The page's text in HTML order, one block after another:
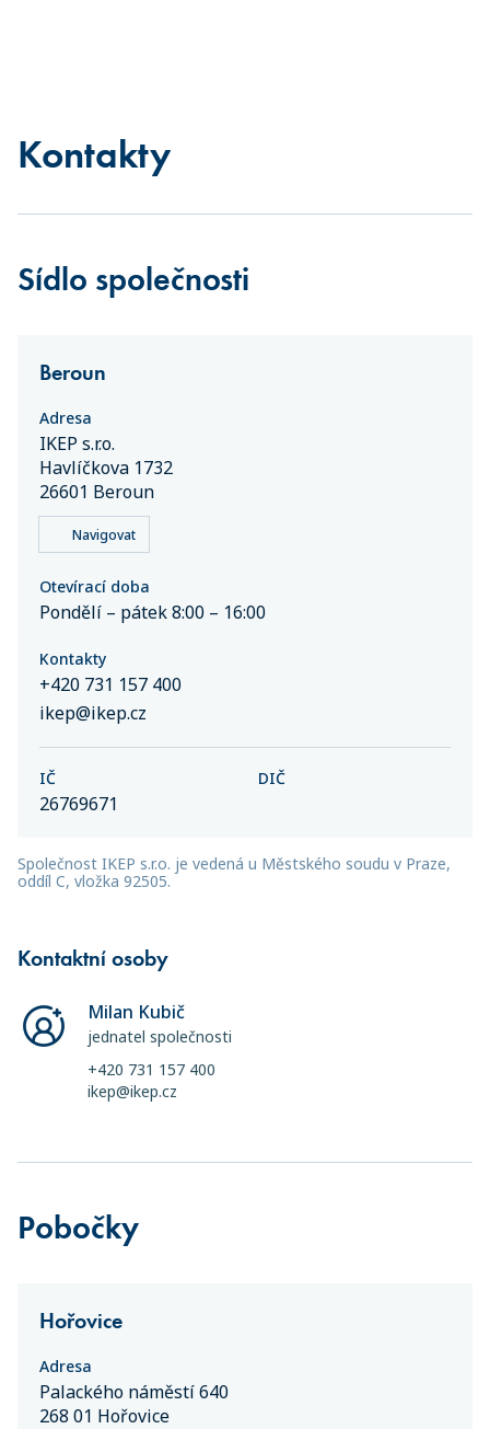
Kontakty
Sídlo společnosti
Beroun
Adresa
IKEP s.r.o.
Havlíčkova 1732
26601 Beroun
Navigovat
Otevírací doba
Pondělí – pátek 8:00 – 16:00
Kontakty
+420 731 157 400
ikep@ikep.cz
IČ
26769671
DIČ
Společnost IKEP s.r.o. je vedená u Městského soudu v Praze,
oddíl C, vložka 92505.
Kontaktní osoby
Milan Kubič
jednatel společnosti
+420 731 157 400
ikep@ikep.cz
Pobočky
Hořovice
Adresa
Palackého náměstí 640
268 01 Hořovice